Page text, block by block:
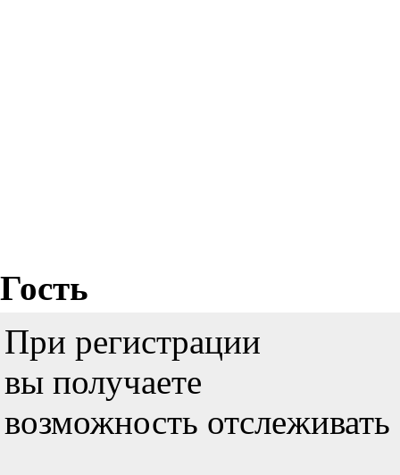
Гость
При регистрации
вы получаете
возможность